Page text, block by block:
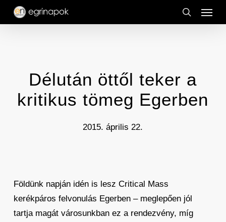
Skip
search
Menu
Délután öttől teker a
kritikus tömeg Egerben
2015. április 22.
Földünk napján idén is lesz Critical Mass
kerékpáros felvonulás Egerben – meglepően jól
tartja magát városunkban ez a rendezvény, míg